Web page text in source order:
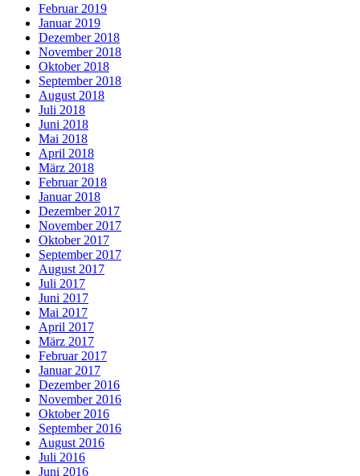
Februar 2019
Januar 2019
Dezember 2018
November 2018
Oktober 2018
September 2018
August 2018
Juli 2018
Juni 2018
Mai 2018
April 2018
März 2018
Februar 2018
Januar 2018
Dezember 2017
November 2017
Oktober 2017
September 2017
August 2017
Juli 2017
Juni 2017
Mai 2017
April 2017
März 2017
Februar 2017
Januar 2017
Dezember 2016
November 2016
Oktober 2016
September 2016
August 2016
Juli 2016
Juni 2016